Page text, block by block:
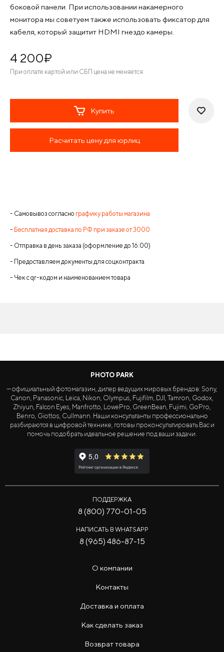
боковой панели. При использовании накамерного
монитора мы советуем также использовать фиксатор для
кабеля, который защитит HDMI гнездо камеры.
4 200¤
При оплате картой или СБП цена не меняется
Купить
Расчитать цену для юрлиц
- Самовывоз согласно графику работы магазина
- Бесплатная доставка по РФ при заказе от 3000
- Отправка в день заказа (оформление до 16:00)
- Предоставляем документы для соцконтракта
- Чек с qr-кодом и наименованием товара
PHOTO PARK
— официальный фотомагазин, дилер ведущих мировых брендов: Sony,
Canon, Panasonic, Leica, Nikon, Olympus, Fujifilm, DJI, Tamron, Godox,
Zhiyun, Falcon Eyes, Manfrotto, LowePro, GreenBean, Fujimi, GoPro,
Benro, Giottos, Cullmann. Наши консультанты профессионально
разбираются в цифровой технике, готовы проконсультировать Вас и
помочь подобрать идеальное решение под ваши задачи.
ПОДДЕРЖКА
8 (800) 770-01-05
НАПИСАТЬ В WHATSAPP
8 (965) 486-87-15
О компании
Контакты
Доставка и оплата
Как сделать заказ
Возврат товара